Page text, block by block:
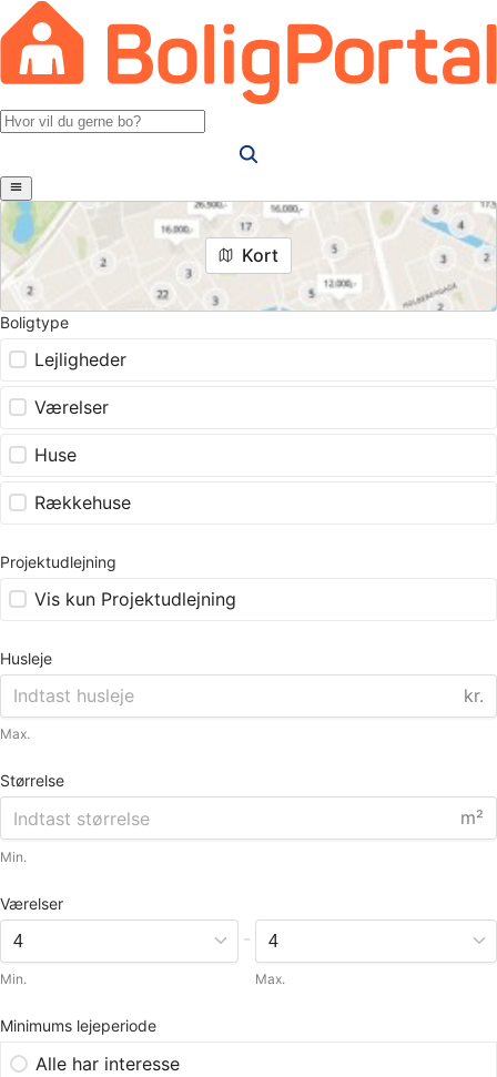
Kort
Boligtype
Lejligheder
Værelser
Huse
Rækkehuse
Projektudlejning
Vis kun Projektudlejning
Husleje
kr.
Max.
Størrelse
m²
Min.
Værelser
Min.
-
Max.
Minimums lejeperiode
Alle har interesse